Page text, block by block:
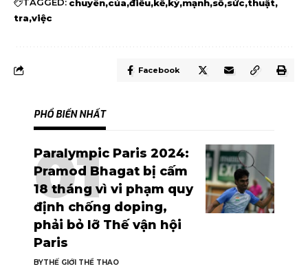
TAGGED: chuyên của điều kể ký mạnh số sức thuật
tra việc
Facebook
PHỔ BIẾN NHẤT
Paralympic Paris 2024:
Pramod Bhagat bị cấm
18 tháng vì vi phạm quy
định chống doping,
phải bỏ lỡ Thế vận hội
Paris
BYTHẾ GIỚI THỂ THAO